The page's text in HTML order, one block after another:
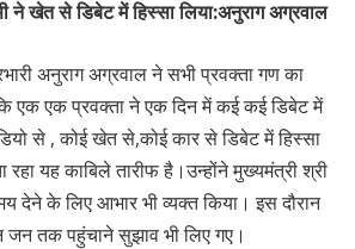
ने खेत से डिबेट में हिस्सा लिया:अनुराग अग्रवाल
अनुराग अग्रवाल ने सभी प्रवक्ता गण का
एक एक प्रवक्ता ने एक दिन में कई कई डिबेट में
से , कोई खेत से,कोई कार से डिबेट में हिस्सा
रहा यह काबिले तारीफ है।उन्होंने मुख्यमंत्री श्री
देने के लिए आभार भी व्यक्त किया। इस दौरान
जन तक पहुंचाने सुझाव भी लिए गए।